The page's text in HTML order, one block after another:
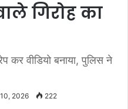
गिरोह का
कर वीडियो बनाया, पुलिस ने
2026 222